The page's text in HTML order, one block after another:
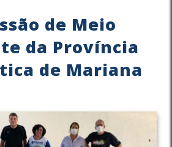
de Meio
da Província
de Mariana